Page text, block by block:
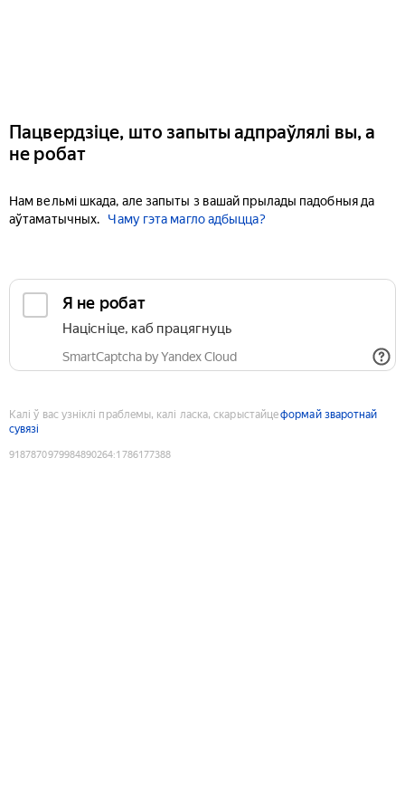
Пацвердзіце, што запыты адпраўлялі вы, а
не робат
Нам вельмі шкада, але запыты з вашай прылады падобныя да
аўтаматычных.
Чаму гэта магло адбыцца?
Я не робат
Націсніце, каб працягнуць
SmartCaptcha by Yandex Cloud
Калі ў вас узніклі праблемы, калі ласка, скарыстайцеформай зваротнай
сувязі
9187870979984890264:1786177388